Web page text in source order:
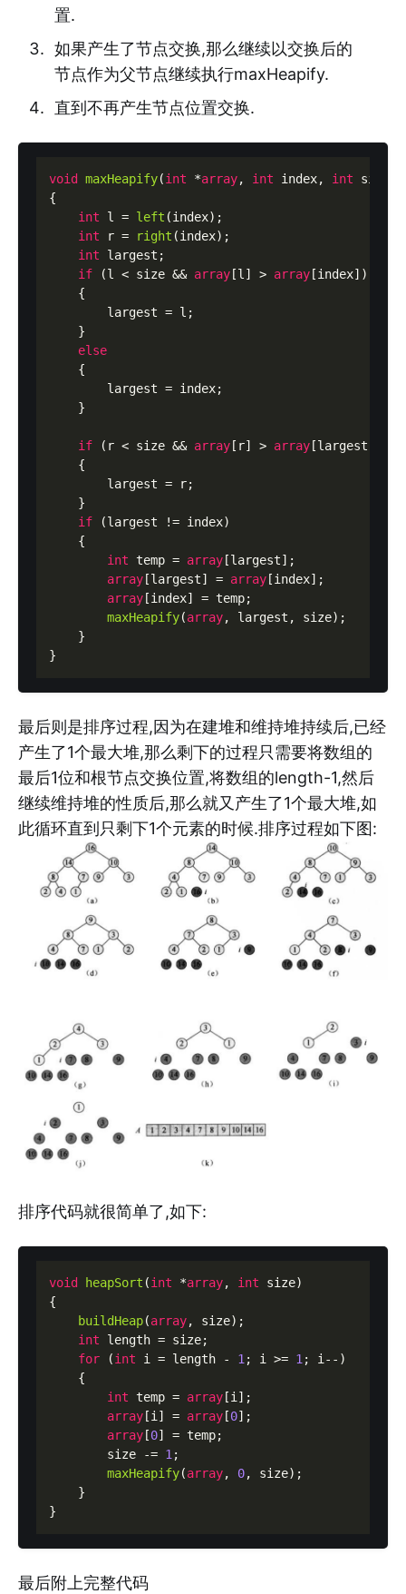
置.
如果产生了节点交换,那么继续以交换后的
节点作为父节点继续执行maxHeapify.
直到不再产生节点位置交换.
void maxHeapify(int *array, int index, int size)
{
int l = left (index);
int r = right (index);
int largest;
if (l < size && array [l] > array [index])
    {
        largest = l;
    }
else
    {
        largest = index;
    }
if (r < size && array [r] > array [largest])
    {
        largest = r;
    }
if (largest != index)
    {
int temp = array [largest];
array [largest] = array [index];
array [index] = temp;
maxHeapify(array, largest, size);
    }
最后则是排序过程,因为在建堆和维持堆持续后,已经
产生了1个最大堆,那么剩下的过程只需要将数组的
最后1位和根节点交换位置,将数组的length-1,然后
继续维持堆的性质后,那么就又产生了1个最大堆,如
此循环直到只剩下1个元素的时候.排序过程如下图:
排序代码就很简单了,如下:
void heapSort (int *array, int size)
{
buildHeap(array, size);
int length = size;
for (int i = length - 1 ; i >= 1 ; i--)
    {
int temp = array [i];
array [i] = array [0];
array [0] = temp;
        size -=
1 ;
maxHeapify(array, 0, size);
    }
最后附上完整代码